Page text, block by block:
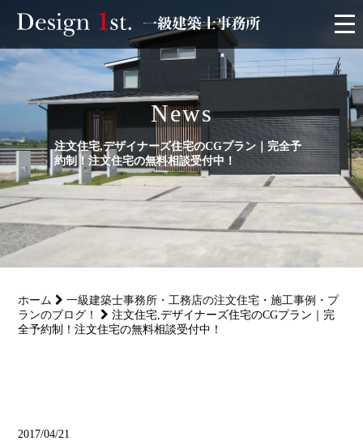
モニター
施工実績・施工事例
リフォーム
サービス
News
注文住宅,デザイナーズ住宅のCGプラン｜完全予
約制！注文住宅の無料相談受付中！
ホーム
一級建築士事務所・工務店の注文住宅・施工事例・プ
ランのブログ！
注文住宅,デザイナーズ住宅のCGプラン｜完
全予約制！注文住宅の無料相談受付中！
2017/04/21